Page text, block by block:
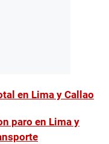
en Lima y Callao
paro en Lima y